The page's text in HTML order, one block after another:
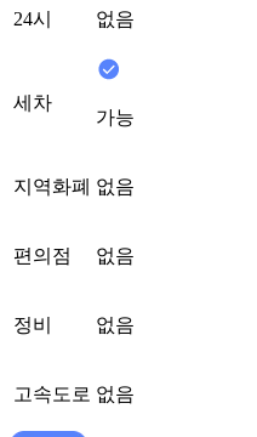
24시 없음
세차
가능
지역화폐 없음
편의점 없음
정비 없음
고속도로 없음